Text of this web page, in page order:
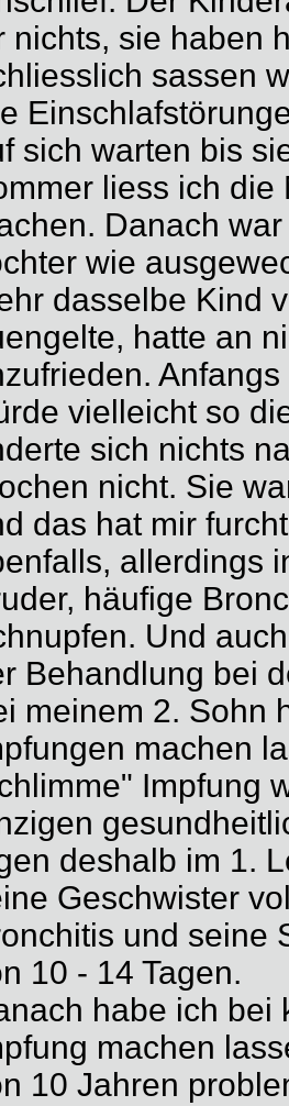
nichts, sie haben
sassen
sich warten bis
liess ich
Danach
wie
dasselbe Kind
hatte an
vielleicht so
sich nichts
nicht. Sie
das hat mir
allerdings
häufige
Und
Behandlung bei
meinem 2. Sohn
machen
Impfung
deshalb im 1.
Geschwister
und seine
10 - 14 Tagen.
habe ich bei
machen
10 Jahren